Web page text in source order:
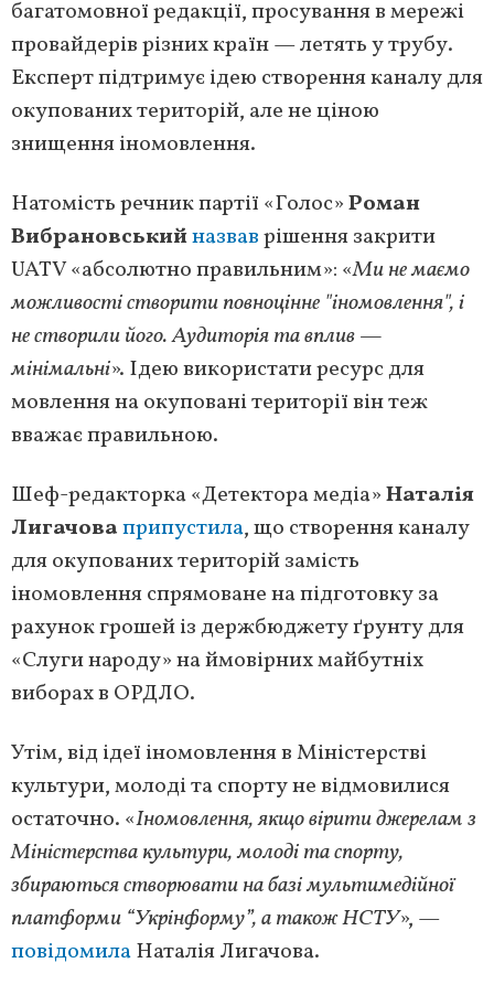
багатомовної редакції, просування в мережі
провайдерів різних країн — летять у трубу.
Експерт підтримує ідею створення каналу для
окупованих територій, але не ціною
знищення іномовлення.
Натомість речник партії «Голос»Роман
Вибрановськийназваврішення закрити
UATV «абсолютно правильним»: «Ми не маємо
можливості створити повноцінне "іномовлення", і
не створили його. Аудиторія та вплив —
мінімальні». Ідею використати ресурс для
мовлення на окуповані території він теж
вважає правильною.
Шеф-редакторка «Детектора медіа»Наталія
Лигачоваприпустила, що створення каналу
для окупованих територій замість
іномовлення спрямоване на підготовку за
рахунок грошей із держбюджету ґрунту для
«Слуги народу» на ймовірних майбутніх
виборах в ОРДЛО.
Утім, від ідеї іномовлення в Міністерстві
культури, молоді та спорту не відмовилися
остаточно. «Іномовлення, якщо вірити джерелам з
Міністерства культури, молоді та спорту,
збираються створювати на базі мультимедійної
платформи “Укрінформу”, а також НСТУ», —
повідомилаНаталія Лигачова.